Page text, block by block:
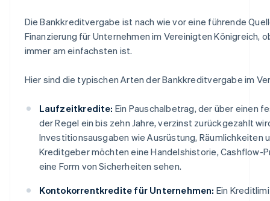
Die Bankkreditvergabe ist nach wie vor eine führende
Finanzierung für Unternehmen im Vereinigten Königreich,
immer am einfachsten ist.
Hier sind die typischen Arten der Bankkreditvergabe im
Laufzeitkredite: Ein Pauschalbetrag, der über einen
der Regel ein bis zehn Jahre, verzinst zurückgezahlt
Investitionsausgaben wie Ausrüstung, Räumlichkeiten
Kreditgeber möchten eine Handelshistorie, Cashflow-
eine Form von Sicherheiten sehen.
Kontokorrentkredite für Unternehmen: Ein